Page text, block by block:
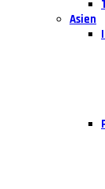
Asien